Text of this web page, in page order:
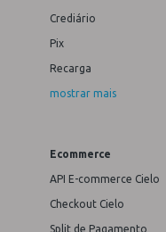
Crediário
Pix
Recarga
mostrar mais
Ecommerce
API E-commerce Cielo
Checkout Cielo
Split de Pagamento